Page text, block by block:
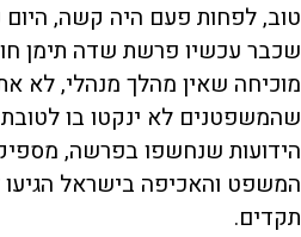
טוב, לפחות פעם היה קשה,
שכבר עכשיו פרשת שדה תימן
מוכיחה שאין מהלך מנהלי, לא
שהמשפטנים לא ינקטו בו
הידועות שנחשפו בפרשה,
המשפט והאכיפה בישראל
תקדים.